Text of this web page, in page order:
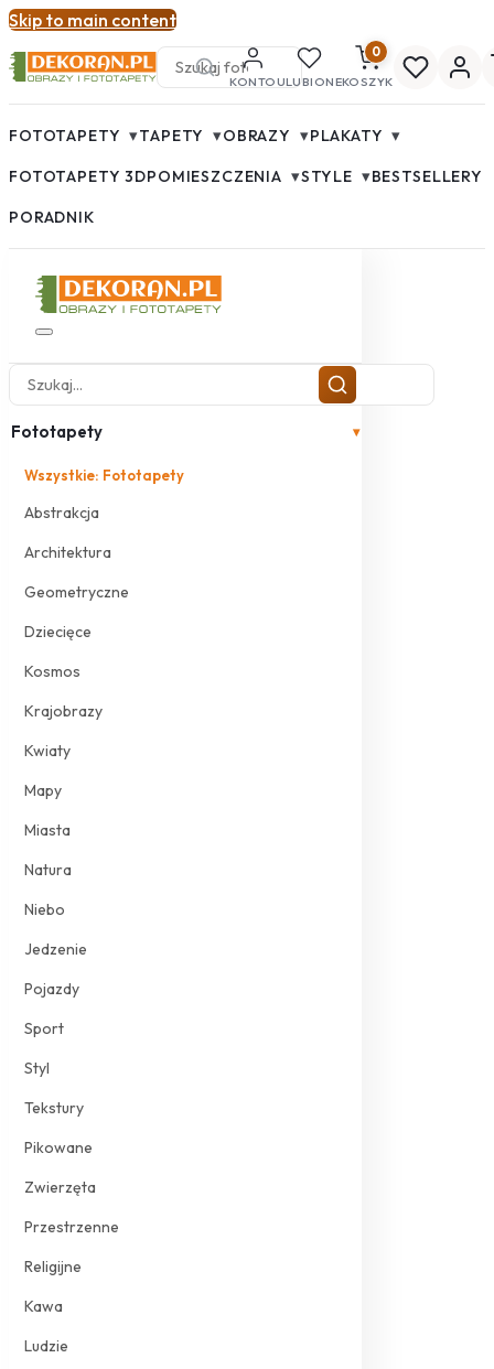
Skip to main content
KONTOULUBIONE
0
KOSZYK
FOTOTAPETY ▾TAPETY ▾OBRAZY ▾PLAKATY ▾
FOTOTAPETY 3DPOMIESZCZENIA ▾STYLE ▾BESTSELLERY
PORADNIK
Fototapety ▾
Wszystkie: Fototapety
Abstrakcja
Architektura
Geometryczne
Dziecięce
Kosmos
Krajobrazy
Kwiaty
Mapy
Miasta
Natura
Niebo
Jedzenie
Pojazdy
Sport
Styl
Tekstury
Pikowane
Zwierzęta
Przestrzenne
Religijne
Kawa
Ludzie